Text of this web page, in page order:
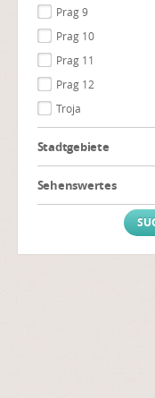
Prag 9
Prag 10
Prag 11
Prag 12
Troja
Stadtgebiete
Sehenswertes